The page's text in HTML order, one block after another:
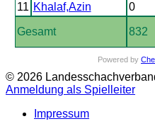
11 Khalaf,Azin 0
Gesamt 832
Powered by
© 2026
Anmeldung als Spielleiter
Impressum